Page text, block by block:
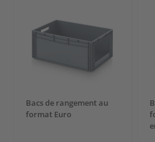
Bacs de rangement au
format Euro